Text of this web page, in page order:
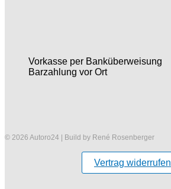
Vorkasse per Banküberweisung
Barzahlung vor Ort
© 2026 Autoro24 | Build by René Rosenberger
Vertrag widerrufen